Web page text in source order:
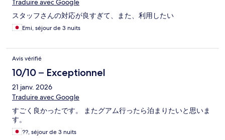
Traduire avec Google
スタッフさんの対応が良すぎて、また、利用したい
Emi, séjour de 3 nuits
Avis vérifié
10/10 – Exceptionnel
21 janv. 2026
Traduire avec Google
すごく良かったです。 またグアム行ったら泊まりたいと思いま
す。
??, séjour de 3 nuits